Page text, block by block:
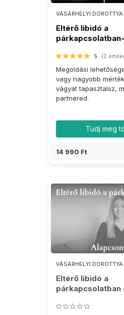
VÁSÁRHELYI DOROTTYA
Eltérő libidó a
párkapcsolatban-
5 (2
Megoldási
vagy nagyobb
vágyat tapasztalsz,
partnered.
Tudj meg
14 990 Ft
VÁSÁRHELYI DOROTTYA
Eltérő libidó a
párkapcsolatban